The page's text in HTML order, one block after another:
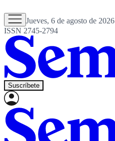
Jueves, 6 de agosto de 2026
ISSN 2745-2794
Suscríbete